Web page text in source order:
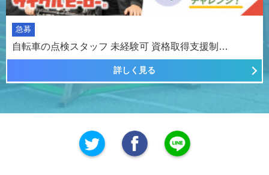
急募
自転車の点検スタッフ 未経験可 資格取得支援制…
詳しく見る